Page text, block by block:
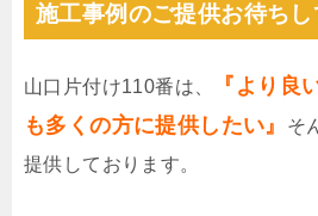
施工事例のご提供お待ちし
山口片付け110番は、
『より良
も多くの方に提供したい』
そ
提供しております。